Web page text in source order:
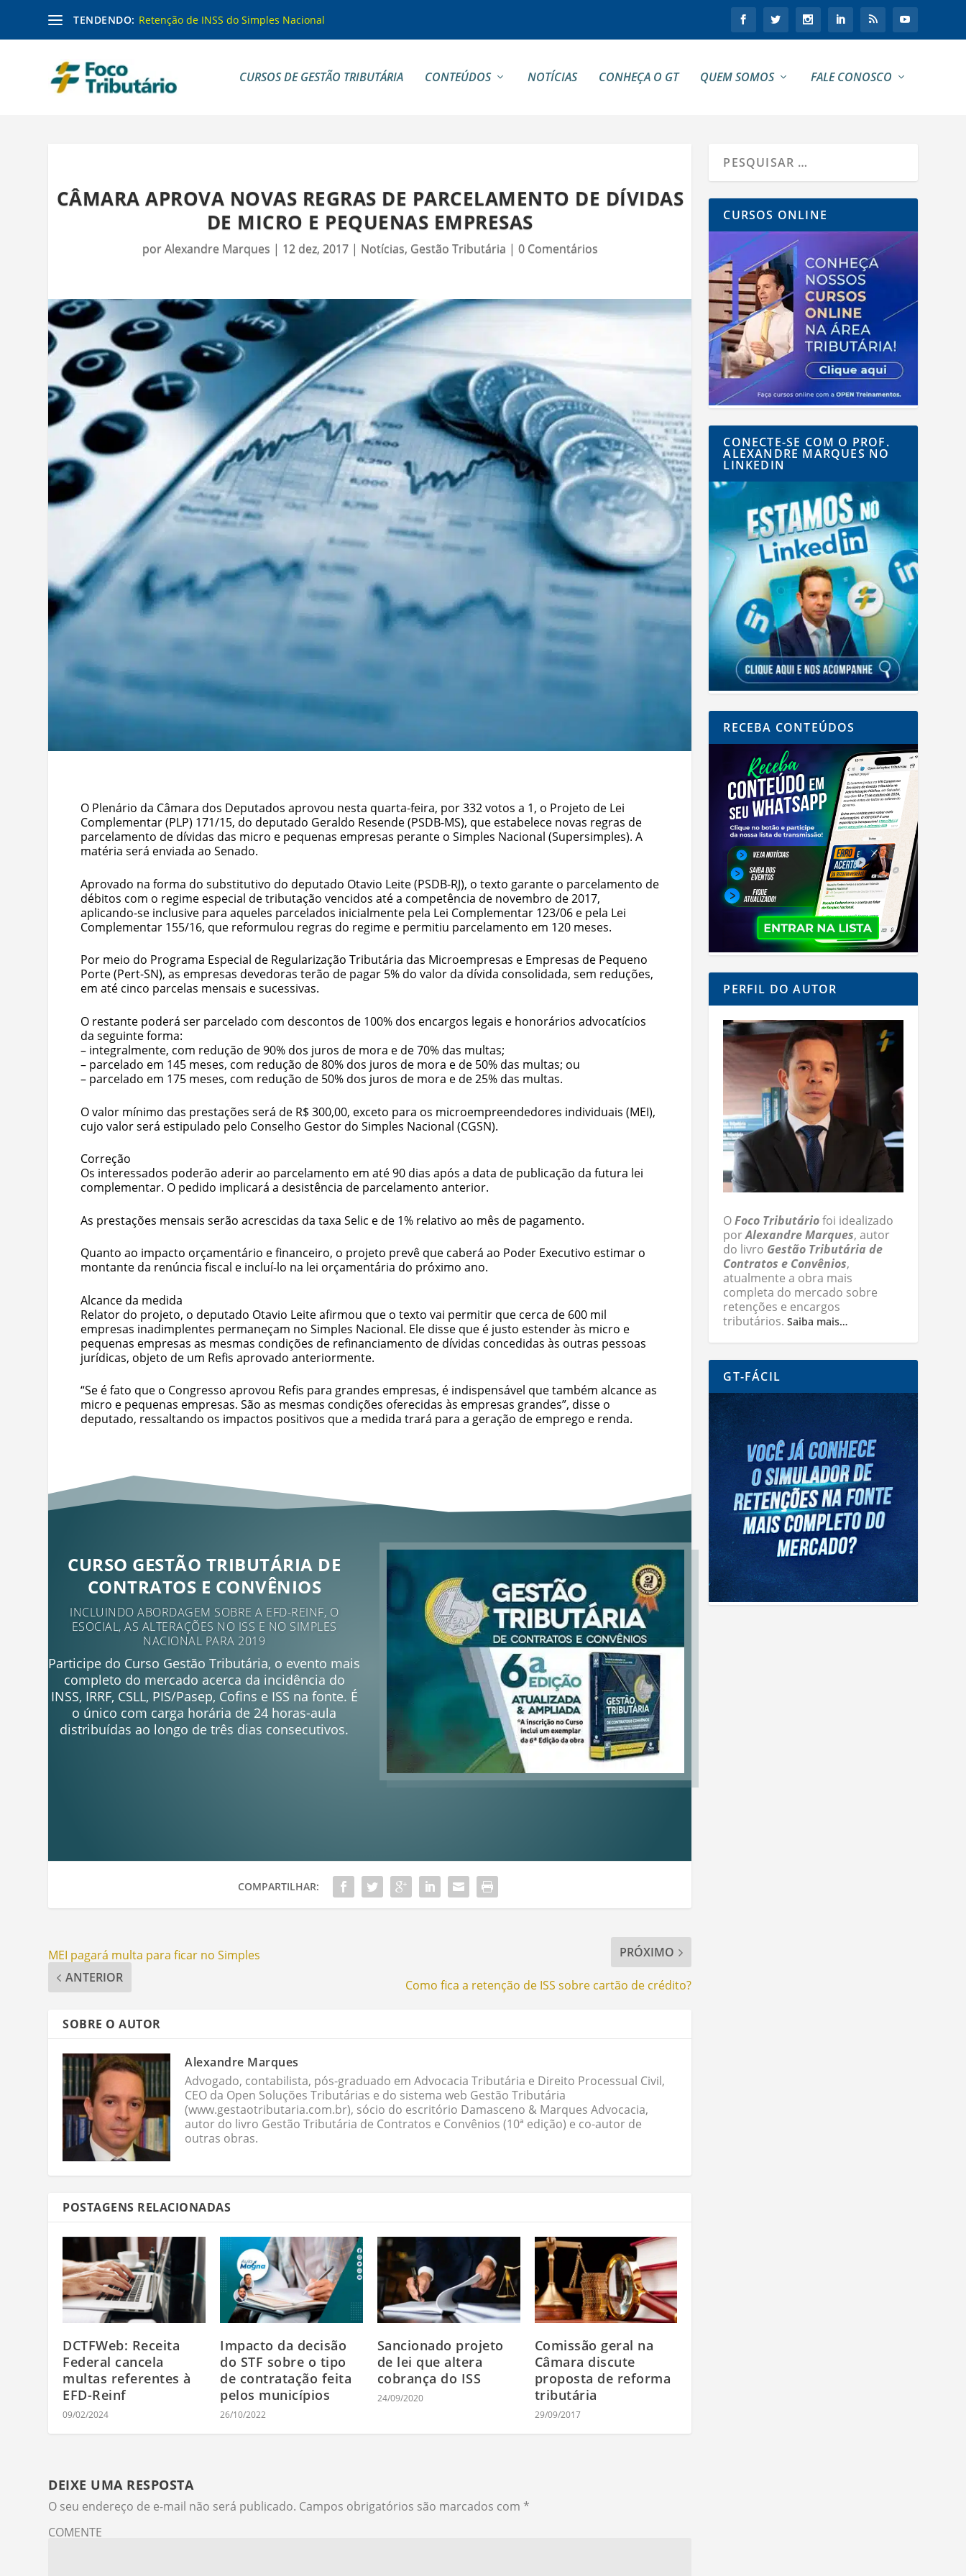
TENDENDO: Retenção de INSS do Simples Nacional
CURSOS DE GESTÃO TRIBUTÁRIA CONTEÚDOS NOTÍCIAS CONHEÇA O GT QUEM SOMOS FALE CONOSCO
CÂMARA APROVA NOVAS REGRAS DE PARCELAMENTO DE DÍVIDAS
DE MICRO E PEQUENAS EMPRESAS
porAlexandre Marques | 12 dez, 2017| Notícias, Gestão Tributária | 0 Comentários
O Plenário da Câmara dos Deputados aprovou nesta quarta-feira, por 332 votos a 1, o Projeto de Lei
Complementar (PLP) 171/15, do deputado Geraldo Resende (PSDB-MS), que estabelece novas regras de
parcelamento de dívidas das micro e pequenas empresas perante o Simples Nacional (Supersimples). A
matéria será enviada ao Senado.
Aprovado na forma do substitutivo do deputado Otavio Leite (PSDB-RJ), o texto garante o parcelamento de
débitos com o regime especial de tributação vencidos até a competência de novembro de 2017,
aplicando-se inclusive para aqueles parcelados inicialmente pela Lei Complementar 123/06 e pela Lei
Complementar 155/16, que reformulou regras do regime e permitiu parcelamento em 120 meses.
Por meio do Programa Especial de Regularização Tributária das Microempresas e Empresas de Pequeno
Porte (Pert-SN), as empresas devedoras terão de pagar 5% do valor da dívida consolidada, sem reduções,
em até cinco parcelas mensais e sucessivas.
O restante poderá ser parcelado com descontos de 100% dos encargos legais e honorários advocatícios
da seguinte forma:
– integralmente, com redução de 90% dos juros de mora e de 70% das multas;
– parcelado em 145 meses, com redução de 80% dos juros de mora e de 50% das multas; ou
– parcelado em 175 meses, com redução de 50% dos juros de mora e de 25% das multas.
O valor mínimo das prestações será de R$ 300,00, exceto para os microempreendedores individuais (MEI),
cujo valor será estipulado pelo Conselho Gestor do Simples Nacional (CGSN).
Correção
Os interessados poderão aderir ao parcelamento em até 90 dias após a data de publicação da futura lei
complementar. O pedido implicará a desistência de parcelamento anterior.
As prestações mensais serão acrescidas da taxa Selic e de 1% relativo ao mês de pagamento.
Quanto ao impacto orçamentário e financeiro, o projeto prevê que caberá ao Poder Executivo estimar o
montante da renúncia fiscal e incluí-lo na lei orçamentária do próximo ano.
Alcance da medida
Relator do projeto, o deputado Otavio Leite afirmou que o texto vai permitir que cerca de 600 mil
empresas inadimplentes permaneçam no Simples Nacional. Ele disse que é justo estender às micro e
pequenas empresas as mesmas condições de refinanciamento de dívidas concedidas às outras pessoas
jurídicas, objeto de um Refis aprovado anteriormente.
“Se é fato que o Congresso aprovou Refis para grandes empresas, é indispensável que também alcance as
micro e pequenas empresas. São as mesmas condições oferecidas às empresas grandes”, disse o
deputado, ressaltando os impactos positivos que a medida trará para a geração de emprego e renda.
CURSO GESTÃO TRIBUTÁRIA DE
CONTRATOS E CONVÊNIOS
INCLUINDO ABORDAGEM SOBRE A EFD-REINF, O
ESOCIAL, AS ALTERAÇÕES NO ISS E NO SIMPLES
NACIONAL PARA 2019
Participe do Curso Gestão Tributária, o evento mais
completo do mercado acerca da incidência do
INSS, IRRF, CSLL, PIS/Pasep, Cofins e ISS na fonte. É
o único com carga horária de 24 horas-aula
distribuídas ao longo de três dias consecutivos.
COMPARTILHAR:
MEI pagará multa para ficar no Simples
ANTERIOR
PRÓXIMO
Como fica a retenção de ISS sobre cartão de crédito?
SOBRE O AUTOR
Alexandre Marques
Advogado, contabilista, pós-graduado em Advocacia Tributária e Direito Processual Civil,
CEO da Open Soluções Tributárias e do sistema web Gestão Tributária
(www.gestaotributaria.com.br), sócio do escritório Damasceno & Marques Advocacia,
autor do livro Gestão Tributária de Contratos e Convênios (10ª edição) e co-autor de
outras obras.
POSTAGENS RELACIONADAS
DCTFWeb: Receita
Federal cancela
multas referentes à
EFD-Reinf
09/02/2024
Impacto da decisão
do STF sobre o tipo
de contratação feita
pelos municípios
26/10/2022
Sancionado projeto
de lei que altera
cobrança do ISS
24/09/2020
Comissão geral na
Câmara discute
proposta de reforma
tributária
29/09/2017
DEIXE UMA RESPOSTA
O seu endereço de e-mail não será publicado. Campos obrigatórios são marcados com *
COMENTE
CURSOS ONLINE
CONECTE-SE COM O PROF.
ALEXANDRE MARQUES NO
LINKEDIN
RECEBA CONTEÚDOS
PERFIL DO AUTOR
OFoco Tributáriofoi idealizado
porAlexandre Marques, autor
do livro Gestão Tributária de
Contratos e Convênios,
atualmente a obra mais
completa do mercado sobre
retenções e encargos
tributários.Saiba mais…
GT-FÁCIL